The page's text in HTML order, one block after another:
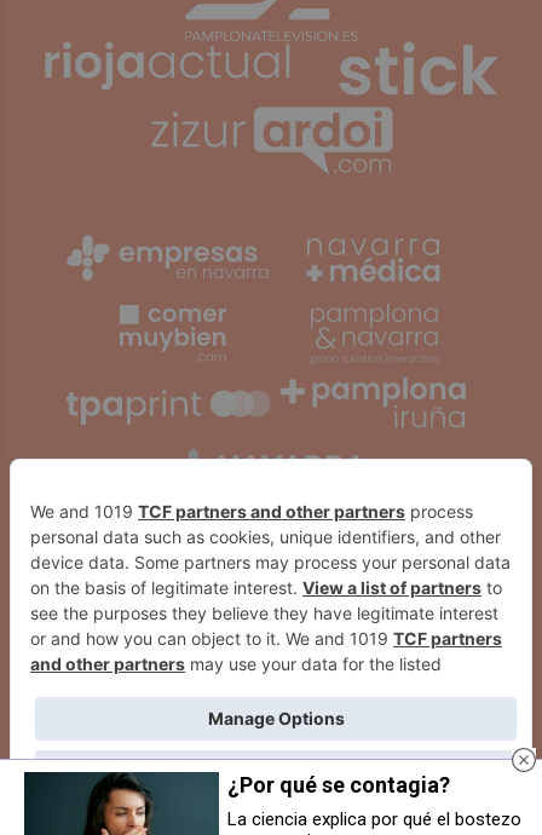
¿Por qué se contagia?
La ciencia explica por qué el bostezo